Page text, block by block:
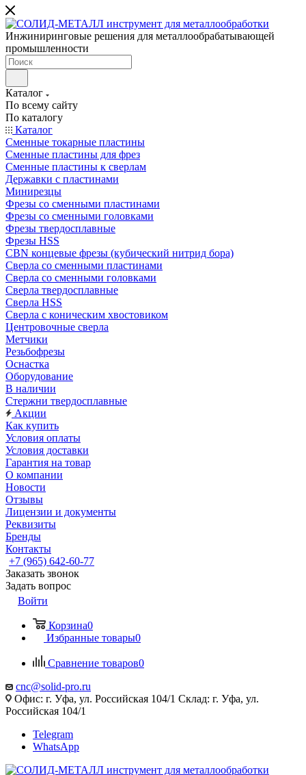
Инжиниринговые решения для металлообрабатывающей
промышленности
Каталог
По всему сайту
По каталогу
Каталог
Сменные токарные пластины
Сменные пластины для фрез
Сменные пластины к сверлам
Державки с пластинами
Минирезцы
Фрезы со сменными пластинами
Фрезы со сменными головками
Фрезы твердосплавные
Фрезы HSS
CBN концевые фрезы (кубический нитрид бора)
Сверла со сменными пластинами
Сверла со сменными головками
Сверла твердосплавные
Сверла HSS
Сверла с коническим хвостовиком
Центровочные сверла
Метчики
Резьбофрезы
Оснастка
Оборудование
В наличии
Стержни твердосплавные
Акции
Как купить
Условия оплаты
Условия доставки
Гарантия на товар
О компании
Новости
Отзывы
Лицензии и документы
Реквизиты
Бренды
Контакты
+7 (965) 642-60-77
Заказать звонок
Задать вопрос
Войти
Корзина0
Избранные товары0
Сравнение товаров0
cnc@solid-pro.ru
Офис: г. Уфа, ул. Российская 104/1 Склад: г. Уфа, ул.
Российская 104/1
Telegram
WhatsApp